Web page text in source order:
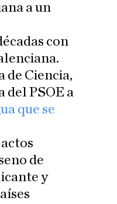
a un
con
de Ciencia,
PSOE a
que se
de
y